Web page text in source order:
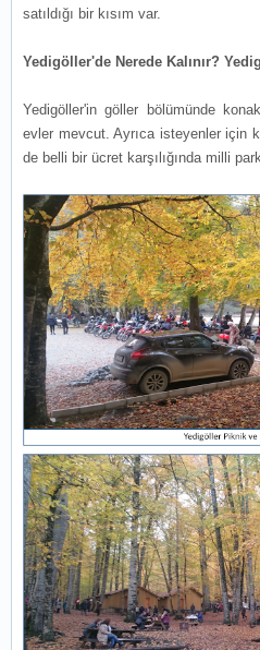
satıldığı bir kısım var.
Yedigöller'de Nerede Kalınır?
Yedigöller'in göller bölümünde
evler mevcut. Ayrıca isteyenler için
de belli bir ücret karşılığında milli